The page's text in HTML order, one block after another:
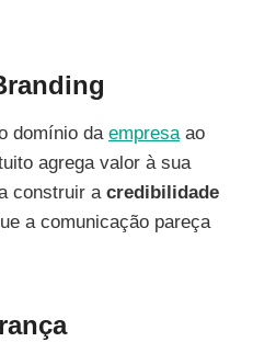
domínio da empresaao
agrega valor à sua
construir a credibilidade
a comunicação pareça